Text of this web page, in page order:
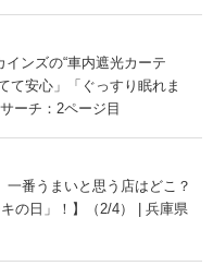
ンズの“車内遮光カーテ
て安心」「ぐっすり眠れま
ーチ：2ページ目
番うまいと思う店はどこ？
の日」！】（2/4） | 兵庫県